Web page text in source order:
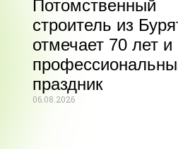
Потомственный
строитель из
отмечает 70 лет и
праздник
06.08.2026